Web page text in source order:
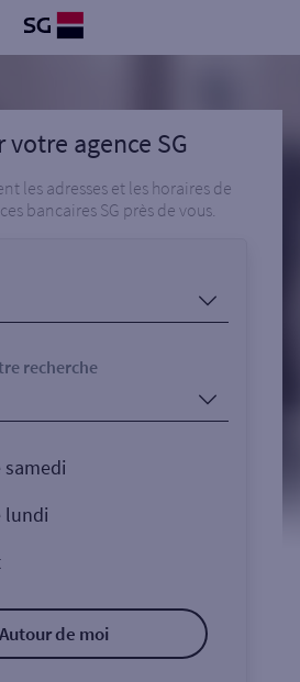
votre agence SG
les adresses et les horaires de
bancaires SG près de vous.
recherche
samedi
lundi
Autour de moi